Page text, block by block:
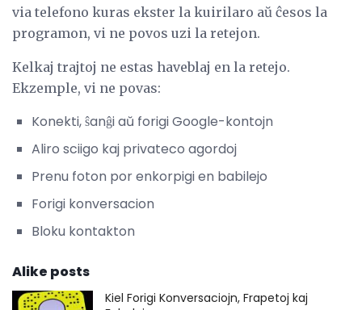
via telefono kuras ekster la kuirilaro aŭ ĉesos la
programon, vi ne povos uzi la retejon.
Kelkaj trajtoj ne estas haveblaj en la retejo.
Ekzemple, vi ne povas:
Konekti, ŝanĝi aŭ forigi Google-kontojn
Aliro sciigo kaj privateco agordoj
Prenu foton por enkorpigi en babilejo
Forigi konversacion
Bloku kontakton
Alike posts
Kiel Forigi Konversaciojn, Frapetoj kaj